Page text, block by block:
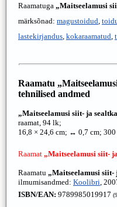
Raamatuga „Maitseelamusi
märksõnad: magustoidud,
lastekirjandus, kokaraamatud,
Raamatu
tehnilised andmed
„Maitseelamusi siit- ja
raamat, 94 lk;
16,8 × 24,6 cm; ↔ 0,7 cm; 300
Raamat „Maitseelamusi siit-
Raamatu „Maitseelamusi siit-
ilmumisandmed: Koolibri,
ISBN/EAN: 9789985019917